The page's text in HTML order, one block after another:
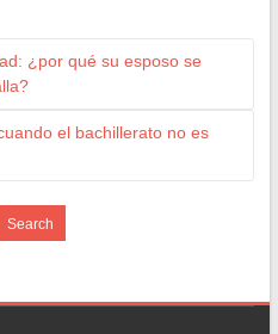
¿por qué su esposo se
el bachillerato no es
Search